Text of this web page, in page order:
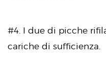
#4. I due di picche
cariche di sufficienza.